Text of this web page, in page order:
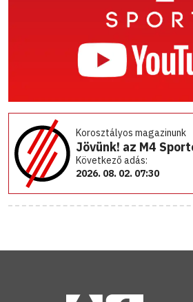
Korosztályos magazinunk
Jövünk! az M4
Következő adás:
2026. 08. 02. 07:30